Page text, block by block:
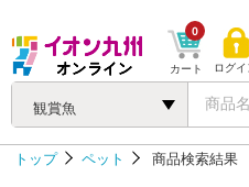
観賞魚
カート
0
ログイ
トップ ペット 商品検索結果